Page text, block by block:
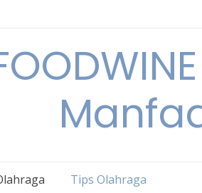
Tips Olahraga